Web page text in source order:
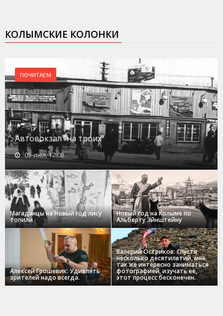
КОЛЫМСКИЕ КОЛОНКИ
ПОЧИТАЕМ
Автовокзал "на троих"
05-июл, 12:08
Магаданцы на Новый год лису
топили
Новый год на Колыме по
Альберту Эйнштейну
Алексей Грошевик: Удивлять
зрителей надо всегда.
Валерий Остриков: Спустя
несколько десятилетий, мне
так же интересно заниматься
фотографией, изучать ее,
этот процесс бесконечен.